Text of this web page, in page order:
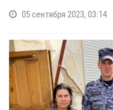
05 сентября 2023, 03:14